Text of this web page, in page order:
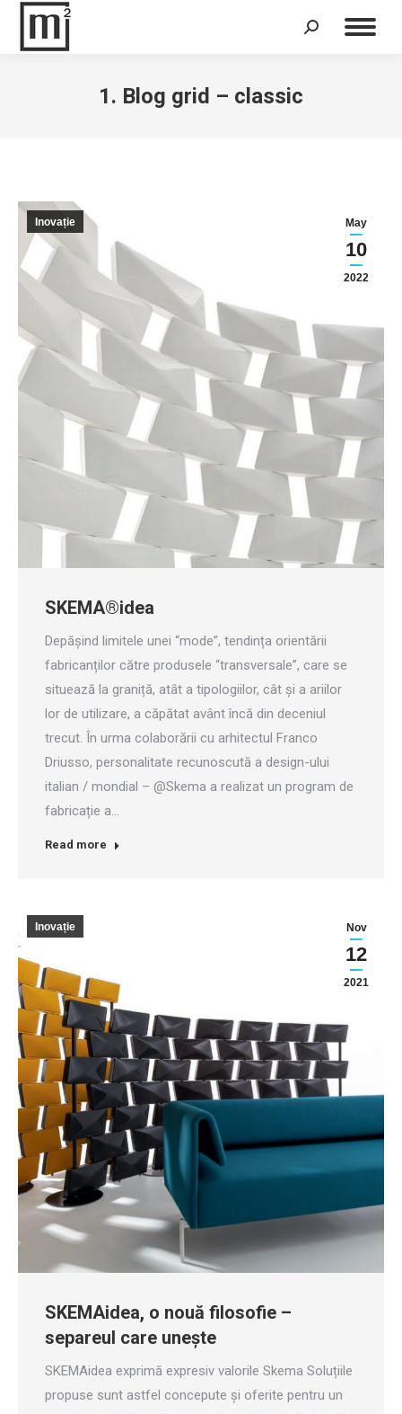
Search:
1. Blog grid – classic
May
10
2022
Inovație
SKEMA®idea
Depășind limitele unei “mode”, tendința orientării
fabricanților către produsele “transversale”, care se
situează la graniță, atât a tipologiilor, cât și a ariilor
lor de utilizare, a căpătat avânt încă din deceniul
trecut. În urma colaborării cu arhitectul Franco
Driusso, personalitate recunoscută a design-ului
italian / mondial – @Skema a realizat un program de
fabricație a…
Read more
Nov
12
2021
Inovație
SKEMAidea, o nouă filosofie –
separeul care unește
SKEMAidea exprimă expresiv valorile Skema Soluțiile
propuse sunt astfel concepute și oferite pentru un